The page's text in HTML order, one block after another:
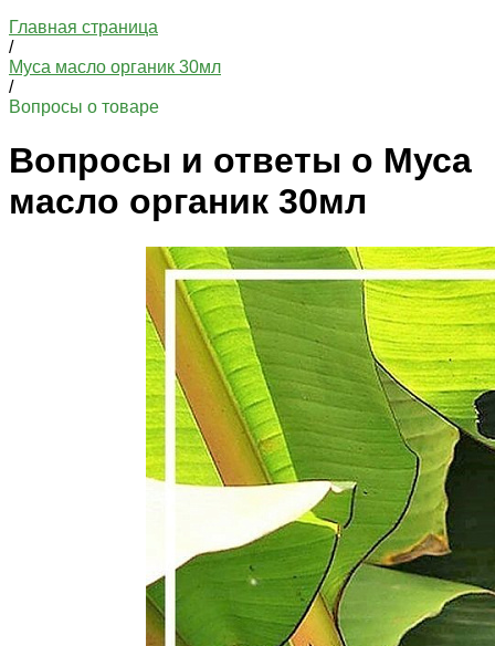
Главная страница
/
Муса масло органик 30мл
/
Вопросы о товаре
Вопросы и ответы о Муса
масло органик 30мл